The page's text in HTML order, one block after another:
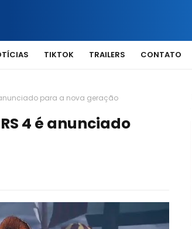
TIKTOK TRAILERS CONTATO
é anunciado para a nova geração
4 é anunciado